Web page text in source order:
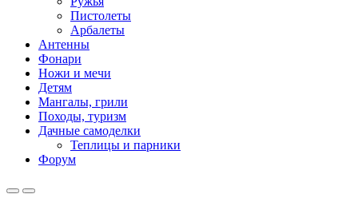
Пистолеты
Арбалеты
Антенны
Фонари
Ножи и мечи
Детям
Мангалы, грили
Походы, туризм
Дачные самоделки
Теплицы и парники
Форум